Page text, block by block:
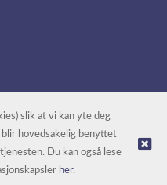
levert av Kréatif
slik at vi kan yte deg
hovedsakelig benyttet
Du kan også lese
her.